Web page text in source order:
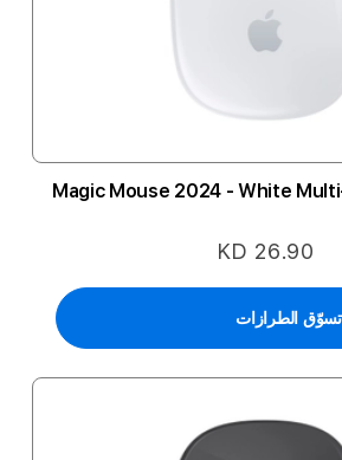
Magic Mouse 2024 - White
KD 26.90
تسوّق الطرازات